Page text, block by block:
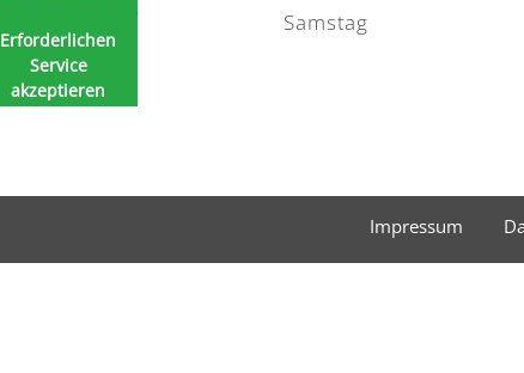
Erforderlichen
Service
akzeptieren
Samstag
Impressum